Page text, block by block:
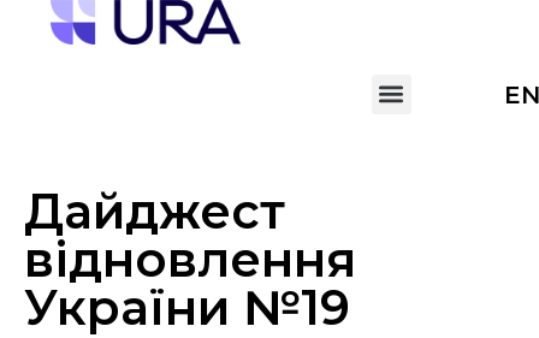
EN
Дайджест
відновлення
України №19